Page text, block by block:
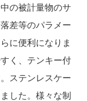
の被計量物のサ
差等のパラメー
に便利になりま
く、テンキー付
ステンレスケー
した。様々な制